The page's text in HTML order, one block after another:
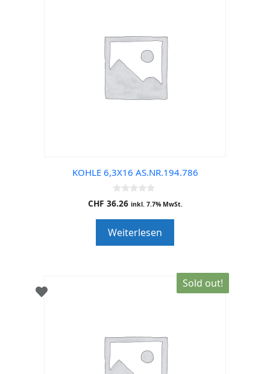
KOHLE 6,3X16 AS.NR.194.786
0
o
o
f
5
CHF 36.26 inkl. 7.7% MwSt.
Weiterlesen
Sold out!